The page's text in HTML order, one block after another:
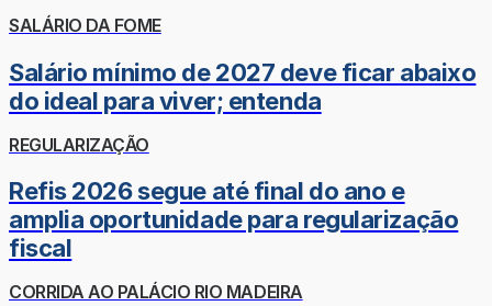
SALÁRIO DA FOME
Salário mínimo de 2027 deve ficar abaixo
do ideal para viver; entenda
REGULARIZAÇÃO
Refis 2026 segue até final do ano e
amplia oportunidade para regularização
fiscal
CORRIDA AO PALÁCIO RIO MADEIRA